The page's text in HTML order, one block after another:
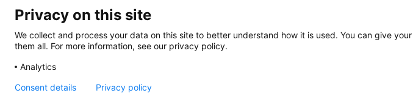
Privacy on this site
We collect and process your data on this site to better understand how it is used. You can give
them all. For more information, see our privacy policy.
Analytics
Consent details Privacy policy